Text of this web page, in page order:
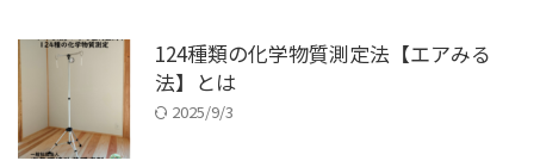
124種類の化学物質測定法【エアみる
法】とは
2025/9/3